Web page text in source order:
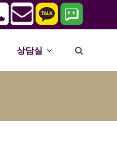
상담실